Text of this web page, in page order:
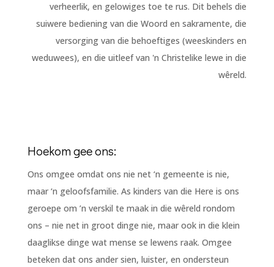
verheerlik, en gelowiges toe te rus. Dit behels die
suiwere bediening van die Woord en sakramente, die
versorging van die behoeftiges (weeskinders en
weduwees), en die uitleef van 'n Christelike lewe in die
wêreld.
Hoekom gee ons:
Ons omgee omdat ons nie net ‘n gemeente is nie,
maar ‘n geloofsfamilie. As kinders van die Here is ons
geroepe om ’n verskil te maak in die wêreld rondom
ons – nie net in groot dinge nie, maar ook in die klein
daaglikse dinge wat mense se lewens raak. Omgee
beteken dat ons ander sien, luister, en ondersteun